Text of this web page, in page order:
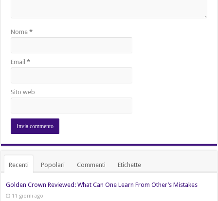
Nome*
Email*
Sito web
Recenti Popolari Commenti Etichette
Golden Crown Reviewed: What Can One Learn From Other’s Mistakes
11 giorni ago